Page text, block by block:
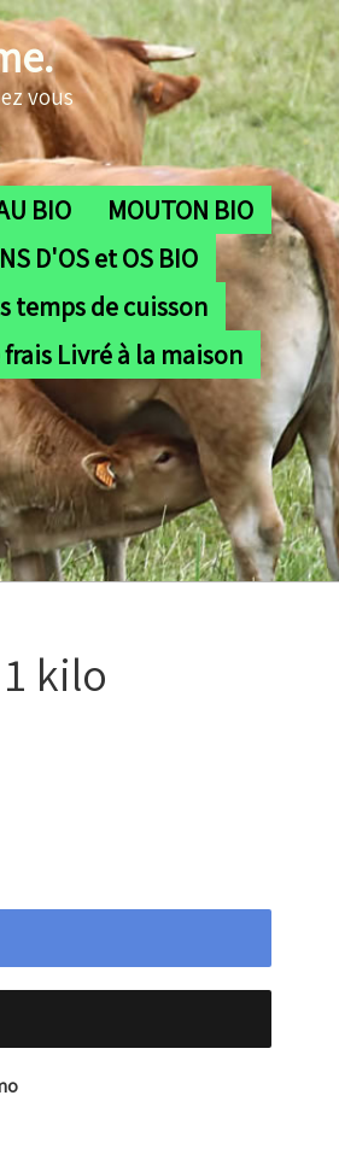
vous
BIO
MOUTON BIO
D'OS et OS BIO
temps de cuisson
Livré à la maison
kilo